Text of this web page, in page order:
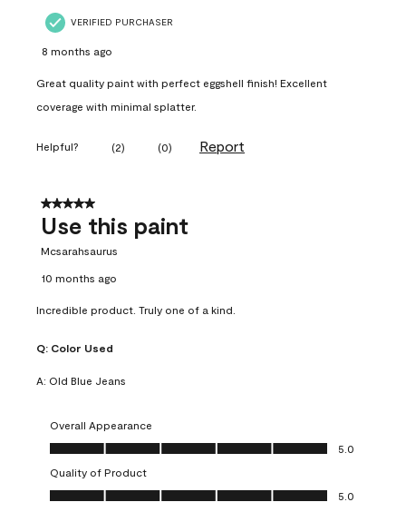
VERIFIED PURCHASER
8 months ago
Great quality paint with perfect eggshell finish! Excellent
coverage with minimal splatter.
Helpful? (2) (0) Report
5 out of 5 stars.
Use this paint
Mcsarahsaurus
10 months ago
Incredible product. Truly one of a kind.
Q: Color Used
A: Old Blue Jeans
Overall Appearance
Overall Appearance, 5.0 out of 5
5.0
Quality of Product
Quality of Product, 5.0 out of 5
5.0